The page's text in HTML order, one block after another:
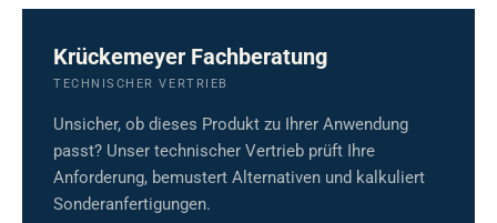
Krückemeyer Fachberatung
TECHNISCHER VERTRIEB
Unsicher, ob dieses Produkt zu Ihrer Anwendung
passt? Unser technischer Vertrieb prüft Ihre
Anforderung, bemustert Alternativen und kalkuliert
Sonderanfertigungen.